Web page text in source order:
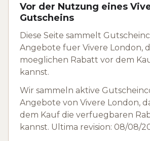
Vor der Nutzung eines
Gutscheins
Diese Seite sammelt
Angebote fuer Vivere London,
moeglichen Rabatt vor dem
kannst.
Wir sammeln aktive
Angebote von Vivere London,
dem Kauf die verfuegbaren
kannst. Ultima revision: 08/08/